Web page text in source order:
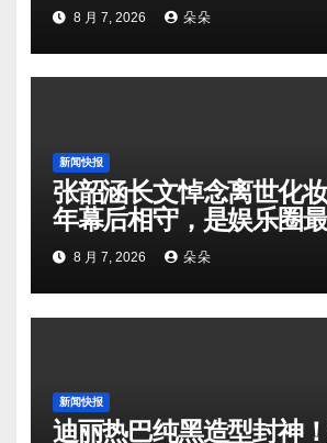
8 月 7, 2026 朵朵
新闻快报
张韶涵长文悼念离世化
年幕后相守，是娱乐圈
向奔赴
8 月 7, 2026 朵朵
新闻快报
迪丽热巴纯黑造型封神